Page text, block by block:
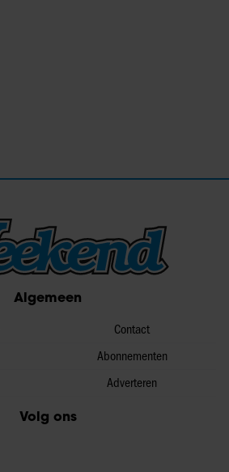
Algemeen
Contact
Abonnementen
Adverteren
Volg ons